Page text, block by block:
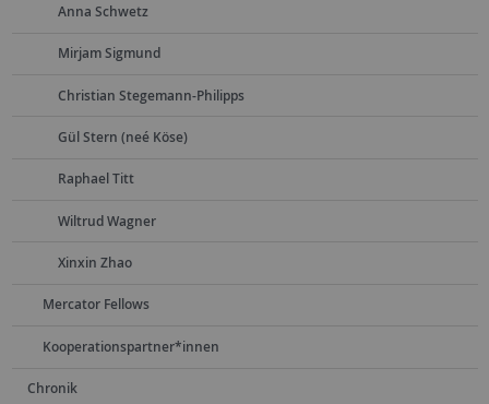
Anna Schwetz
Mirjam Sigmund
Christian Stegemann-Philipps
Gül Stern (neé Köse)
Raphael Titt
Wiltrud Wagner
Xinxin Zhao
Mercator Fellows
Kooperationspartner*innen
Chronik